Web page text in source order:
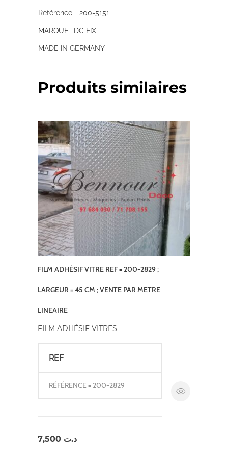
Référence = 200-5151
MARQUE =DC FIX
MADE IN GERMANY
Produits similaires
FILM ADHÉSIF VITRE REF = 200-2829 ;
LARGEUR = 45 CM ; VENTE PAR METRE
LINEAIRE
FILM ADHÉSIF VITRES
REF
RÉFÉRENCE = 200-2829
د.ت